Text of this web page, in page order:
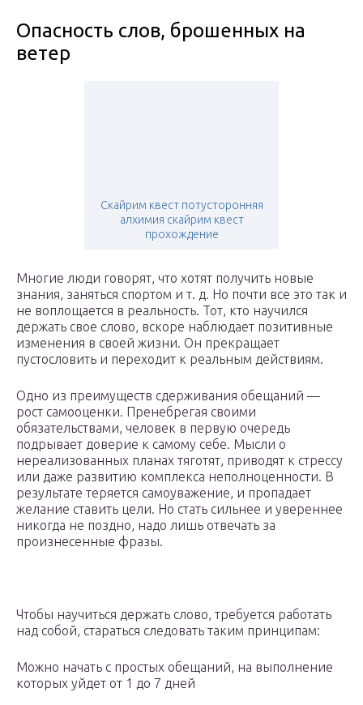
Опасность слов, брошенных на
ветер
Скайрим квест потусторонняя
алхимия скайрим квест
прохождение
Многие люди говорят, что хотят получить новые
знания, заняться спортом и т. д. Но почти все это так и
не воплощается в реальность. Тот, кто научился
держать свое слово, вскоре наблюдает позитивные
изменения в своей жизни. Он прекращает
пустословить и переходит к реальным действиям.
Одно из преимуществ сдерживания обещаний —
рост самооценки. Пренебрегая своими
обязательствами, человек в первую очередь
подрывает доверие к самому себе. Мысли о
нереализованных планах тяготят, приводят к стрессу
или даже развитию комплекса неполноценности. В
результате теряется самоуважение, и пропадает
желание ставить цели. Но стать сильнее и увереннее
никогда не поздно, надо лишь отвечать за
произнесенные фразы.
Чтобы научиться держать слово, требуется работать
над собой, стараться следовать таким принципам:
Можно начать с простых обещаний, на выполнение
которых уйдет от 1 до 7 дней